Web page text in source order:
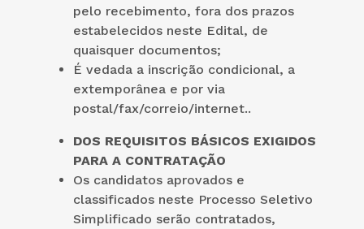
pelo recebimento, fora dos prazos
estabelecidos neste Edital, de
quaisquer documentos;
É vedada a inscrição condicional, a
extemporânea e por via
postal/fax/correio/internet..
DOS REQUISITOS BÁSICOS EXIGIDOS
PARA A CONTRATAÇÃO
Os candidatos aprovados e
classificados neste Processo Seletivo
Simplificado serão contratados,